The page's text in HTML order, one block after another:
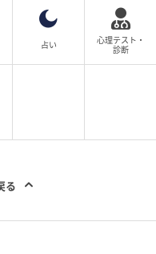
編集部／ママトピ取
カレンダー編集室
元記事で読む
占い
心理テスト・
診断
る